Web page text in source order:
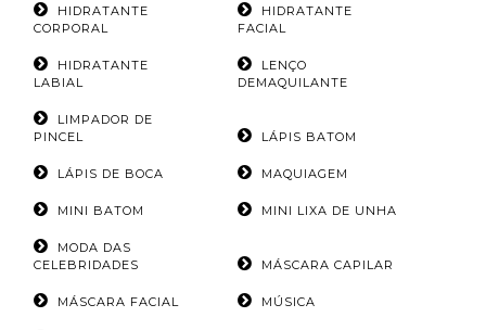
HIDRATANTE
CORPORAL
HIDRATANTE
FACIAL
HIDRATANTE
LABIAL
LENÇO
DEMAQUILANTE
LIMPADOR DE
PINCEL
LÁPIS BATOM
LÁPIS DE BOCA MAQUIAGEM
MINI BATOM MINI LIXA DE UNHA
MODA DAS
CELEBRIDADES
MÁSCARA CAPILAR
MÁSCARA FACIAL MÚSICA